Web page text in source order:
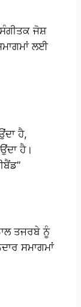
ਜੋਸ਼
ਲਈ
ਹੈ,
ਹੈ।
ਤਜਰਬੇ ਨੂੰ
ਸਮਾਗਮਾਂ